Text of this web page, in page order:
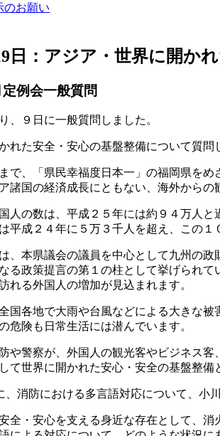
のお願い
日：アジア・世界に開か
例会一般質問
、９日に一般質問しました。
れた安全・安心の基盤整備について質問
で、「県民幸福度日本一」の福岡県を
諸国の経済成長にともない、海外から
人の数は、平成２５年には約９４万人
平成２４年に５万３千人を超え、この
、本県議会の議員を中心として九州の
る政策提言の第１の柱として挙げられ
れる外国人の増加が見込まれます。
国各地で大雨や台風などによる大きな
危険も日常生活には潜んでいます。
や警察が、外国人の観光客やビジネス
て世界に開かれた安心・安全の基盤整備
、消防における多言語対応について、小
全・安心を支える身近な存在として、